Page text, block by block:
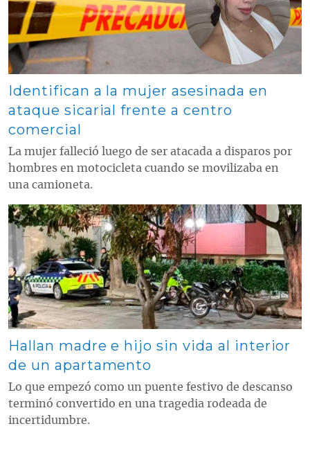
Identifican a la mujer asesinada en
ataque sicarial frente a centro
comercial
La mujer falleció luego de ser atacada a disparos por
hombres en motocicleta cuando se movilizaba en
una camioneta.
Contenido multimedia principal
Hallan madre e hijo sin vida al interior
de un apartamento
Lo que empezó como un puente festivo de descanso
terminó convertido en una tragedia rodeada de
incertidumbre.